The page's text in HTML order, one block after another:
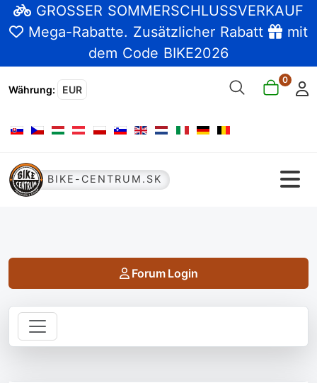
GROSSER SOMMERSCHLUSSVERKAUF
Mega-Rabatte. Zusätzlicher Rabatt
mit
dem Code BIKE2026
Währung: EUR
0
Sprache auswählen
BIKE-CENTRUM.SK
Forum Login